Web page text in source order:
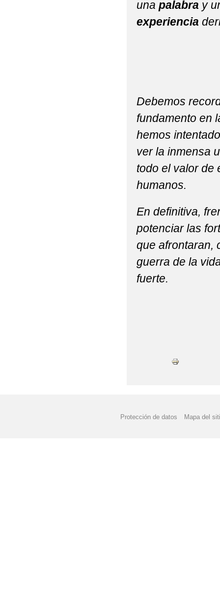
una palabra y
experiencia
Debemos
fundamento en
hemos
ver la inmensa
todo el valor de
humanos.
En definitiva,
potenciar las
que afrontaran,
guerra de la
fuerte.
Protección de datos Mapa del